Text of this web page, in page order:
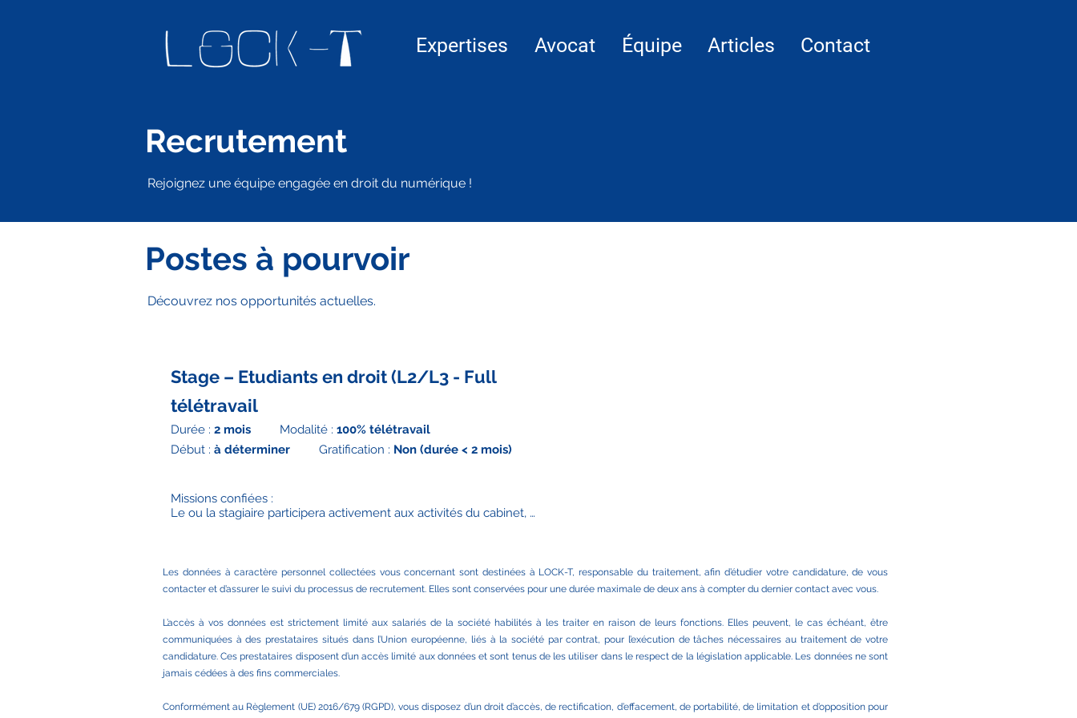
Expertises Avocat Équipe Articles Contact
Recrutement
Rejoignez une équipe engagée en droit du numérique !
Postes à pourvoir
Découvrez nos opportunités actuelles.
Stage – Etudiants en droit (L2/L3 - Full
télétravail
Durée : 2 mois Modalité : 100% télétravail
Début : à déterminer Gratification : Non (durée < 2 mois)
Missions confiées :
Le ou la stagiaire participera activement aux activités du cabinet,
réseaux sociaux
- Veille juridique (droit du numérique, protection des données,
propriété intellectuelle, etc.)
- Publication d’articles et actualités sur le site internet et les
réseaux sociaux
Appui à la rédaction de livrables
Qualifications :
- Étudiant(e) en droit (Licence 2 ou Licence 3)
Les données à caractère personnel collectées vous concernant sont destinées à LOCK-T, responsable du traitement, afin d’étudier votre candidature, de vous
contacter et d’assurer le suivi du processus de recrutement. Elles sont conservées pour une durée maximale de deux ans à compter du dernier contact avec vous.
L’accès à vos données est strictement limité aux salariés de la société habilités à les traiter en raison de leurs fonctions. Elles peuvent, le cas échéant, être
communiquées à des prestataires situés dans l’Union européenne, liés à la société par contrat, pour l’exécution de tâches nécessaires au traitement de votre
candidature. Ces prestataires disposent d’un accès limité aux données et sont tenus de les utiliser dans le respect de la législation applicable. Les données ne sont
jamais cédées à des fins commerciales.
Conformément au Règlement (UE) 2016/679 (RGPD), vous disposez d’un droit d’accès, de rectification, d’effacement, de portabilité, de limitation et d’opposition pour